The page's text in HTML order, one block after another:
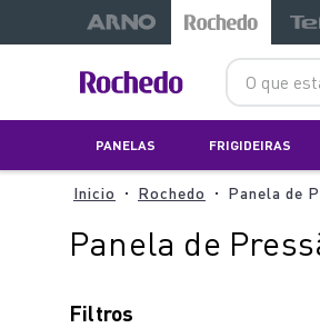
O que está
PANELAS FRIGIDEIRAS
Rochedo Panela de
Panela de
Filtros